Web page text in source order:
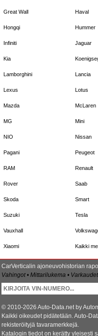
Great Wall Haval
Hongqi Hummer
Infiniti Jaguar
Kia
Lamborghini Lancia
Lexus Lotus
Mazda McLaren
MG Mini
NIO Nissan
Pagani Peugeot
RAM Renault
Rover Saab
Skoda Smart
Suzuki Tesla
Vauxhall
Xiaomi Kaikki
CarVerticalin ajoneuvohistorian
Vahingot • Mittarilukema •
© 2010-2026 Auto-Data.net by
Kaikki oikeudet pidätetään. Auto-
rekisteröityjä tavaramerkkejä.
Katalogin tiedot on kerätty yleisesti